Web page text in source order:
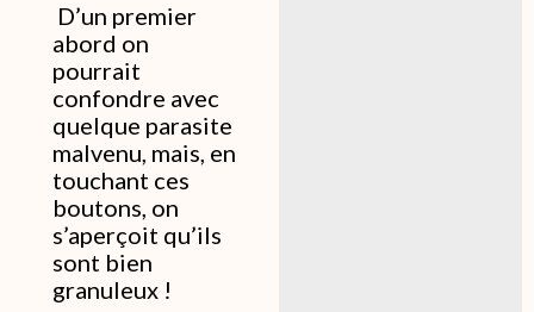
D’un premier
abord on
pourrait
confondre avec
quelque parasite
malvenu, mais, en
touchant ces
boutons, on
s’aperçoit qu’ils
sont bien
granuleux !